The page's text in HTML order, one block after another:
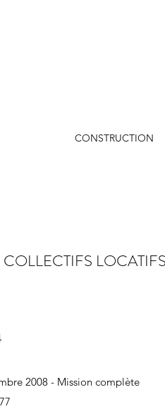
CONSTRUCTION
2008 - Mission complète